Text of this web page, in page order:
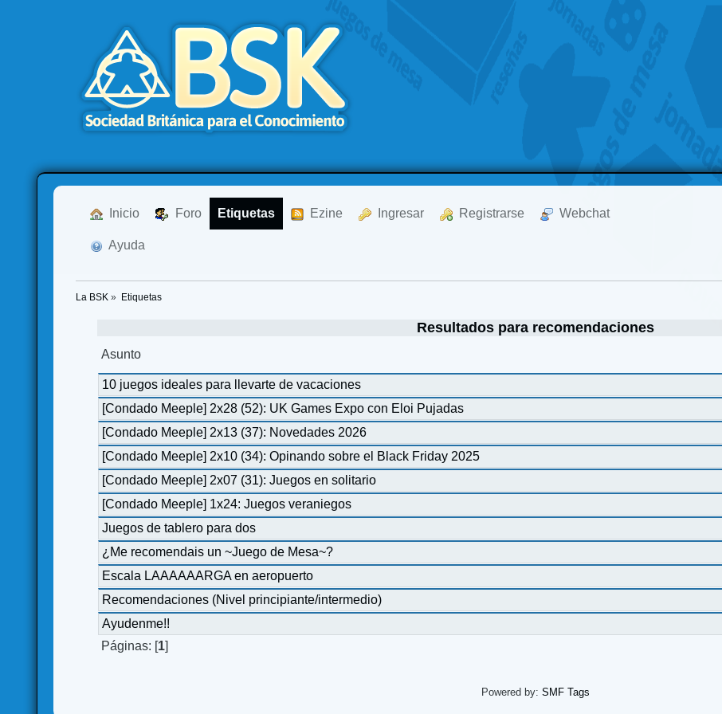
Inicio Foro Etiquetas Ezine Ingresar Registrarse Webchat
Ayuda
La BSK » Etiquetas
Resultados para recomendaciones
Asunto
10 juegos ideales para llevarte de vacaciones
[Condado Meeple] 2x28 (52): UK Games Expo con Eloi Pujadas
[Condado Meeple] 2x13 (37): Novedades 2026
[Condado Meeple] 2x10 (34): Opinando sobre el Black Friday 2025
[Condado Meeple] 2x07 (31): Juegos en solitario
[Condado Meeple] 1x24: Juegos veraniegos
Juegos de tablero para dos
¿Me recomendais un ~Juego de Mesa~?
Escala LAAAAAARGA en aeropuerto
Recomendaciones (Nivel principiante/intermedio)
Ayudenme!!
Páginas: [1]
Powered by: SMF Tags